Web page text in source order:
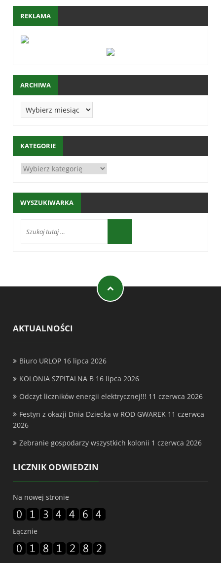
REKLAMA
ARCHIWA
KATEGORIE
WYSZUKIWARKA
AKTUALNOŚCI
Biuro URLOP 16 lipca 2026
KOLONIA SZPITALNA B 16 lipca 2026
Odczyt liczników energii elektrycznej!!! 11 czerwca 2026
Festyn z okazji Dnia Dziecka w ROD GWAREK 11 czerwca
2026
Zebranie gospodarzy wszystkich kolonii 1 czerwca 2026
LICZNIK ODWIEDZIN
Na nowej stronie
Łącznie